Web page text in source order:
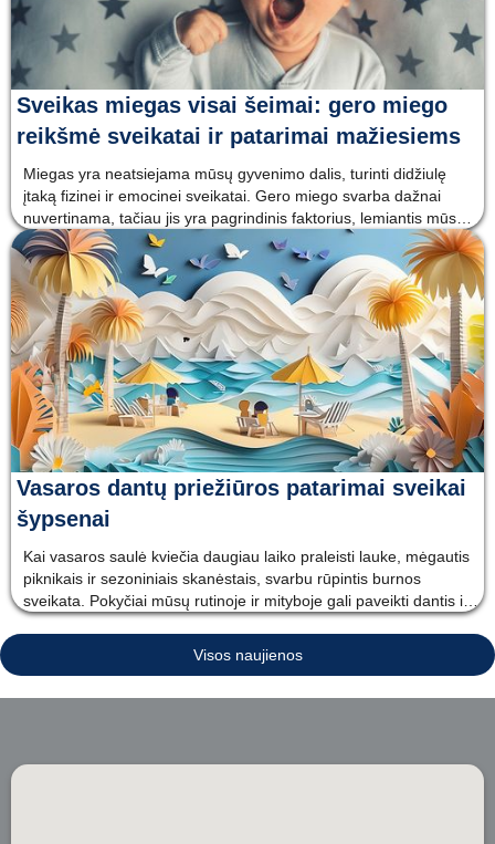
Sveikas miegas visai šeimai: gero miego
reikšmė sveikatai ir patarimai mažiesiems
Miegas yra neatsiejama mūsų gyvenimo dalis, turinti didžiulę
įtaką fizinei ir emocinei sveikatai. Gero miego svarba dažnai
nuvertinama, tačiau jis yra pagrindinis faktorius, lemiantis mūsų
bendrą savijautą, energiją dienos metu ir net dantų sveikatą.
Kartu su gero miego eksperte Sigita Žilinskiene i
Vasaros dantų priežiūros patarimai sveikai
šypsenai
Kai vasaros saulė kviečia daugiau laiko praleisti lauke, mėgautis
piknikais ir sezoniniais skanėstais, svarbu rūpintis burnos
sveikata. Pokyčiai mūsų rutinoje ir mityboje gali paveikti dantis ir
dantenas, todėl pateikiame esminius dantų priežiūros patarimus,
kaip išlaikyti sveiką šypseną vasaros mėn
Visos naujienos